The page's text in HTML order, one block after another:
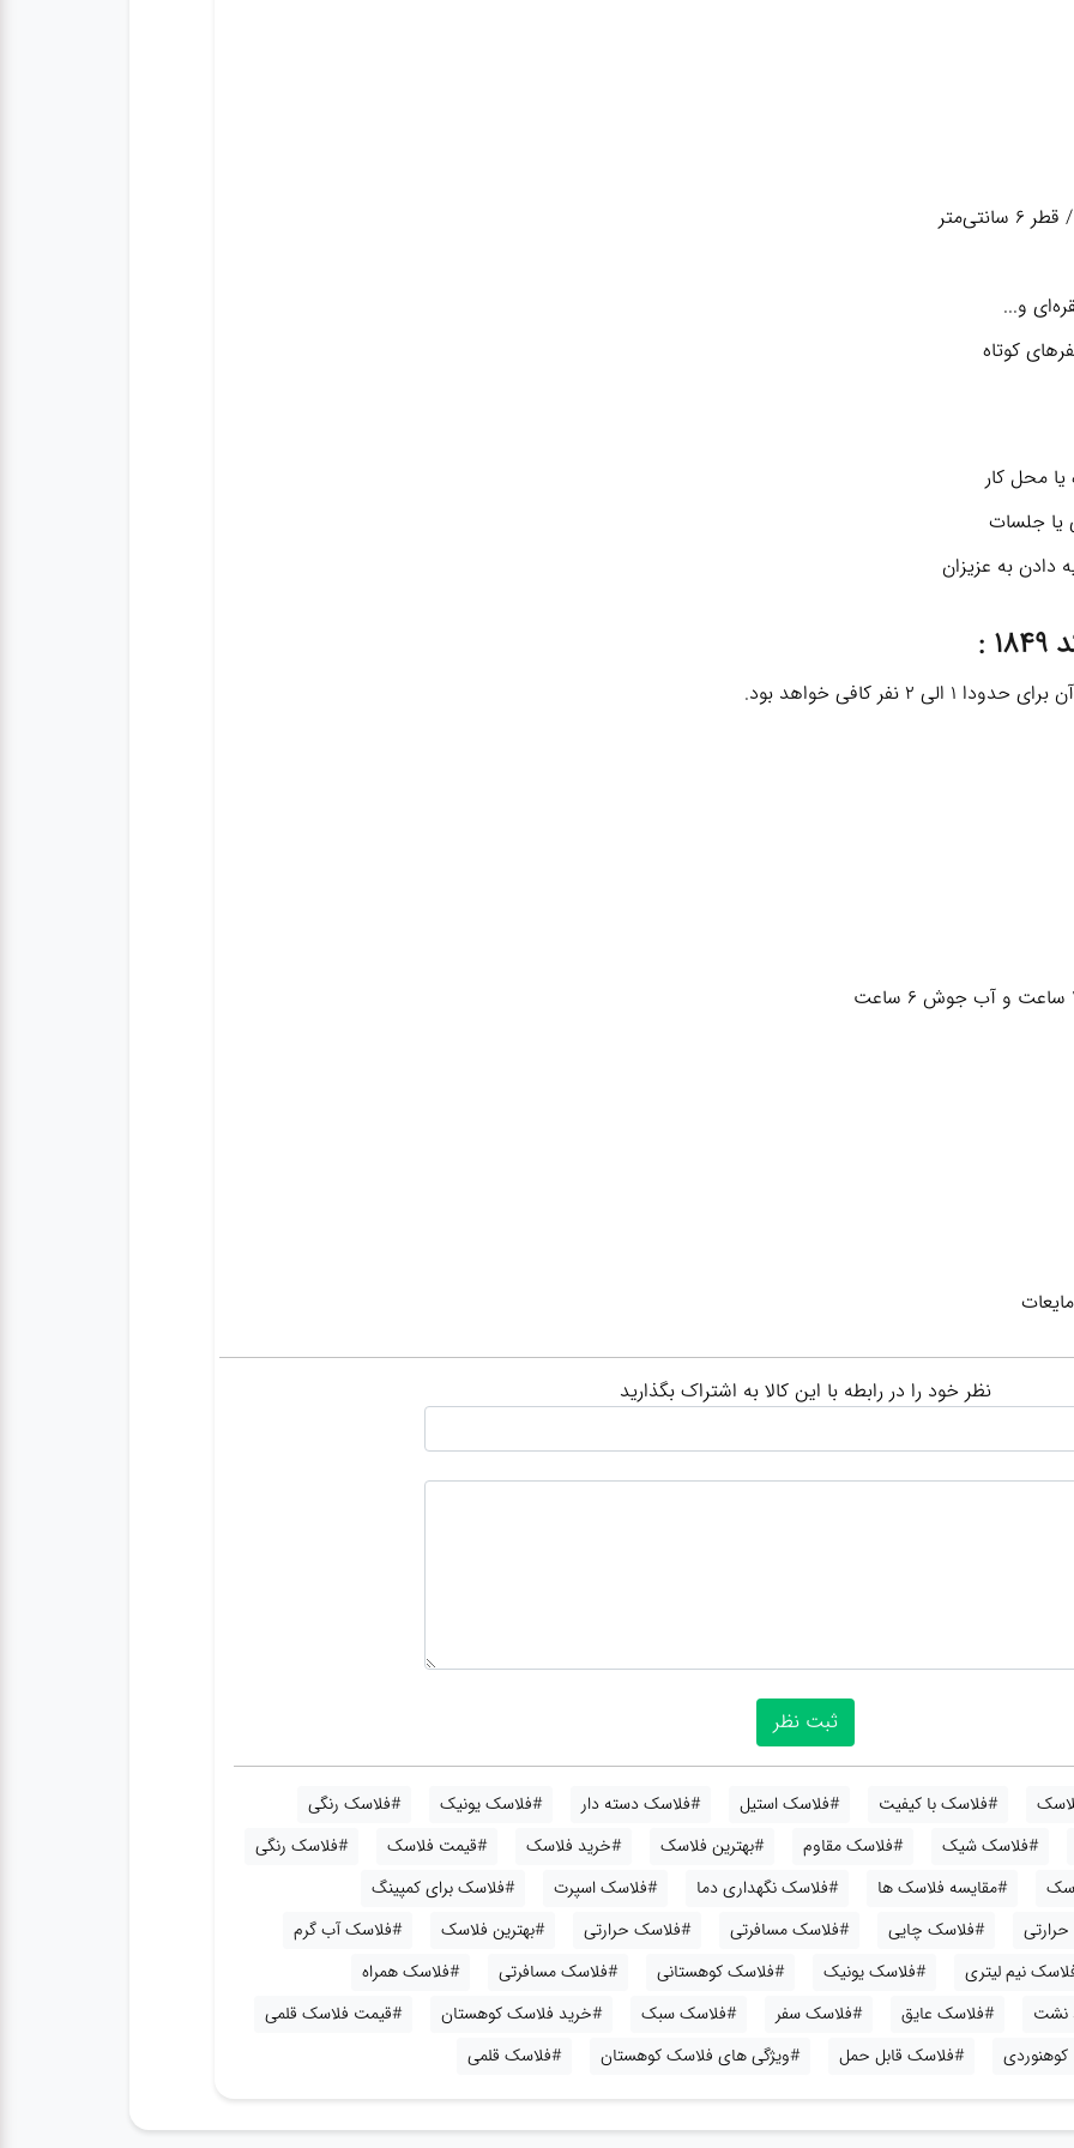
و...
کوتاه
یا محل کار
یا جلسات
دادن به عزیزان
:
نظر خود را در رابطه با این کالا به اشتراک بگذارید
#فلاسک با کیفیت #فلاسک استیل #فلاسک دسته دار #فلاسک یونیک
#فلاسک رنگی
#فلاسک شیک
#فلاسک مقاوم #بهترین فلاسک #خرید فلاسک #قیمت فلاسک
#فلاسک رنگی
#مقایسه فلاسک ها #فلاسک نگهداری دما #فلاسک اسپرت
#فلاسک برای کمپینگ
#فلاسک چایی #فلاسک مسافرتی #فلاسک حرارتی #بهترین فلاسک
#فلاسک آب گرم
نیم لیتری
#فلاسک یونیک #فلاسک کوهستانی #فلاسک مسافرتی
#فلاسک همراه
نشت
#فلاسک عایق #فلاسک سفر #فلاسک سبک #خرید فلاسک کوهستان
#قیمت فلاسک قلمی
#فلاسک قابل حمل #ویژگی های فلاسک کوهستان #فلاسک قلمی